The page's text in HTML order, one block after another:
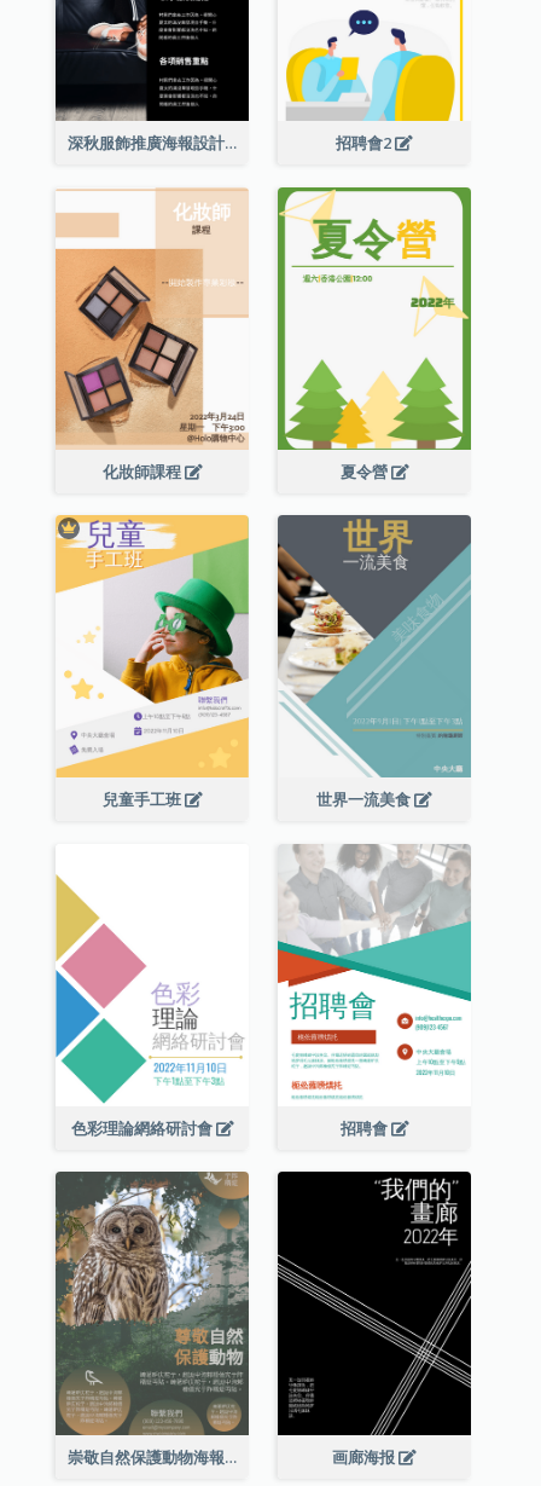
深秋服飾推廣海報設計 招聘會2
化妝師課程 夏令營
兒童手工班 世界一流美食
色彩理論網絡研討會 招聘會
崇敬自然保護動物海報 画廊海报